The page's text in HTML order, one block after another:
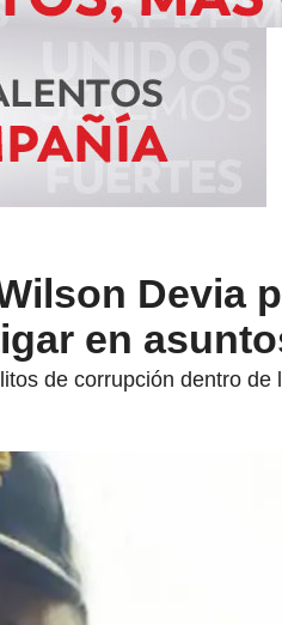
Devia
en
de corrupción dentro de